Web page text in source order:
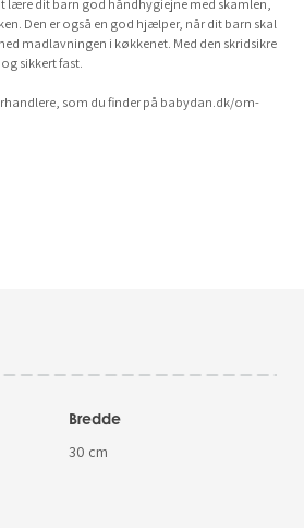
lære dit barn god håndhygiejne med skamlen,
Den er også en god hjælper, når dit barn skal
madlavningen i køkkenet. Med den skridsikre
sikkert fast.
som du finder på babydan.dk/om-
Bredde
30 cm